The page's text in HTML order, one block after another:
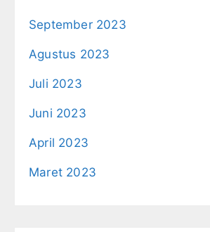
September 2023
Agustus 2023
Juli 2023
Juni 2023
April 2023
Maret 2023